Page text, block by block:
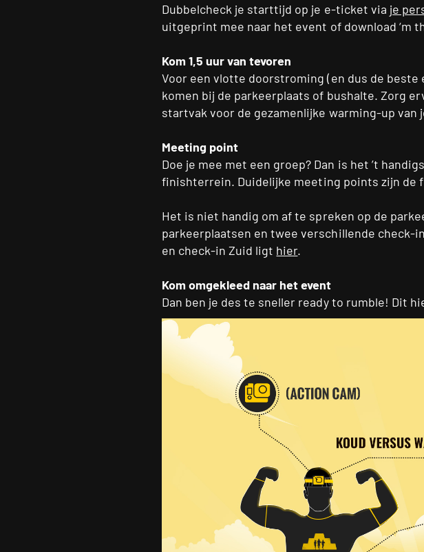
Dubbelcheck je starttijd op je e-ticket via je
uitgeprint mee naar het event of download ‘m
Kom 1,5 uur van tevoren
Voor een vlotte doorstroming (en dus de
komen bij de parkeerplaats of bushalte. Zorg
startvak voor de gezamenlijke warming-up van
Meeting point
Doe je mee met een groep? Dan is het ’t
finishterrein. Duidelijke meeting points zijn de
Het is niet handig om af te spreken op de
parkeerplaatsen en twee verschillende check-
en check-in Zuid ligt hier.
Kom omgekleed naar het event
Dan ben je des te sneller ready to rumble! Dit